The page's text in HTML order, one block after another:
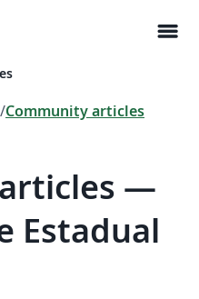
menu
/Community articles
—
Estadual